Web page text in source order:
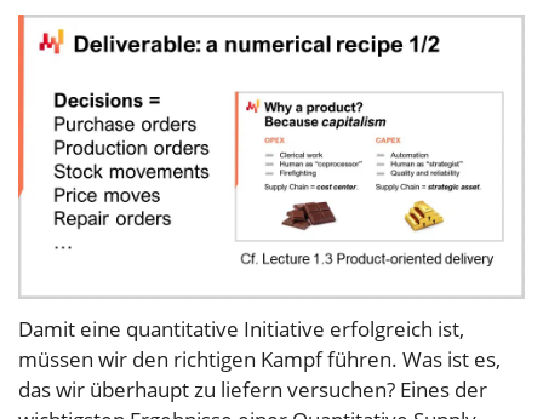
Damit eine quantitative Initiative erfolgreich ist,
müssen wir den richtigen Kampf führen. Was ist es,
das wir überhaupt zu liefern versuchen? Eines der